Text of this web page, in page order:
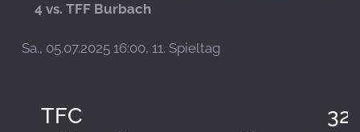
4 vs. TFF Burbach
Sa., 05.07.2025 16:00, 11. Spieltag
TFC